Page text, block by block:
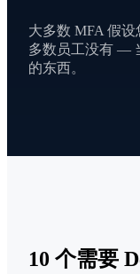
大多数 MFA 假
多数员工没有 —
的东西。
10 个需要